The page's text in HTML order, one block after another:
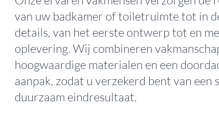
van uw badkamer of toiletruimte tot in
details, van het eerste ontwerp tot en
oplevering. Wij combineren
hoogwaardige materialen en een
aanpak, zodat u verzekerd bent van een
duurzaam eindresultaat.